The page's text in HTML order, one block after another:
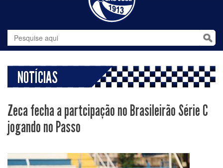
NOTÍCIAS
Zeca fecha a partcipação no Brasileirão Série C
jogando no Passo